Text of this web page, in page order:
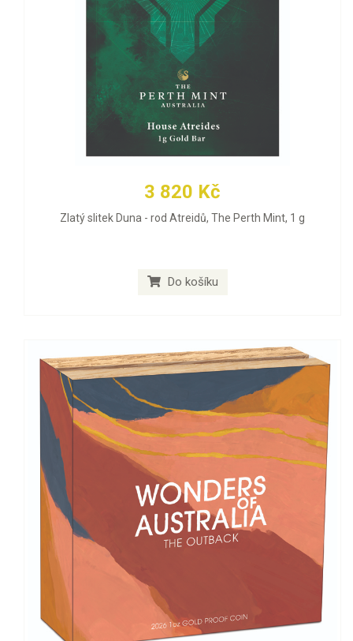
3 820 Kč
Zlatý slitek Duna - rod Atreidů, The Perth Mint, 1 g
Do košíku